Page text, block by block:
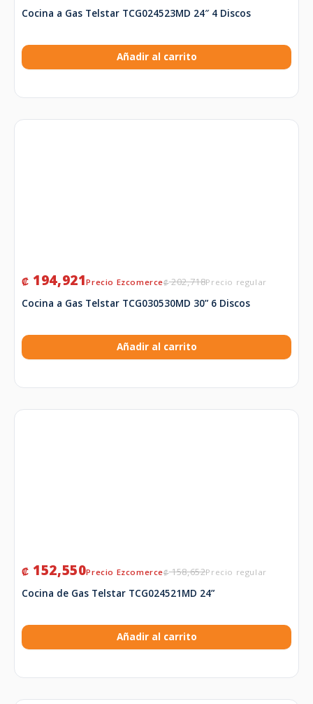
Cocina a Gas Telstar TCG024523MD 24″ 4 Discos
Añadir al carrito
₡202,718
₡ 194,921
Cocina a Gas Telstar TCG030530MD 30” 6 Discos
Añadir al carrito
₡158,652
₡ 152,550
Cocina de Gas Telstar TCG024521MD 24”
Añadir al carrito